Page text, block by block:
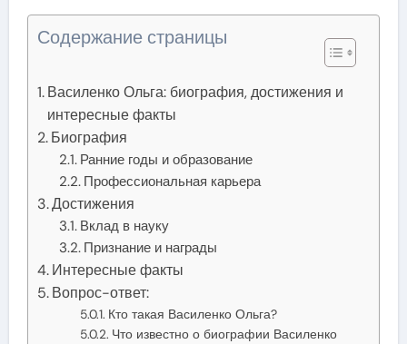
Содержание страницы
Василенко Ольга: биография, достижения и
интересные факты
Биография
Ранние годы и образование
Профессиональная карьера
Достижения
Вклад в науку
Признание и награды
Интересные факты
Вопрос-ответ:
Кто такая Василенко Ольга?
Что известно о биографии Василенко